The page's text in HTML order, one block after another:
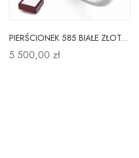
PIERŚCIONEK 585 BIAŁE ZŁOTO AMETYST DIAMENT
5 500,00 zł